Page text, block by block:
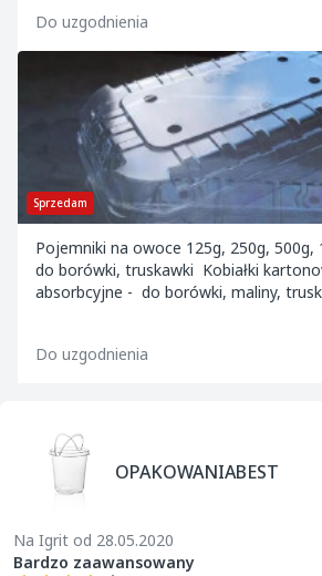
Do uzgodnienia
Sprzedam
Pojemniki na owoce 125g, 250g, 500g,
do borówki, truskawki Kobiałki
absorbcyjne - do borówki, maliny,
Do uzgodnienia
OPAKOWANIABEST
Na Igrit od 28.05.2020
Bardzo zaawansowany